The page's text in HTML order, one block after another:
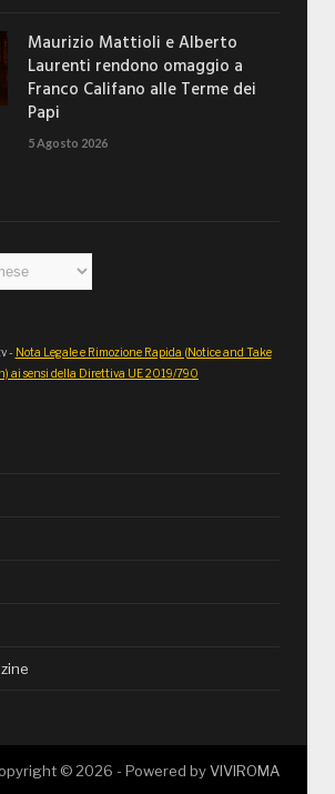
Maurizio Mattioli e Alberto
Laurenti rendono omaggio a
Franco Califano alle Terme dei
Papi
5 Agosto 2026
- Nota Legale e Rimozione Rapida (Notice and Take
ai sensi della Direttiva UE 2019/790
© 2026 - Powered byVIVIROMA